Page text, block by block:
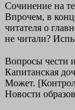
Сочинение на
Впрочем, в
читателя о
не читали?
Вопросы чести
Капитанская
Может.
Новости